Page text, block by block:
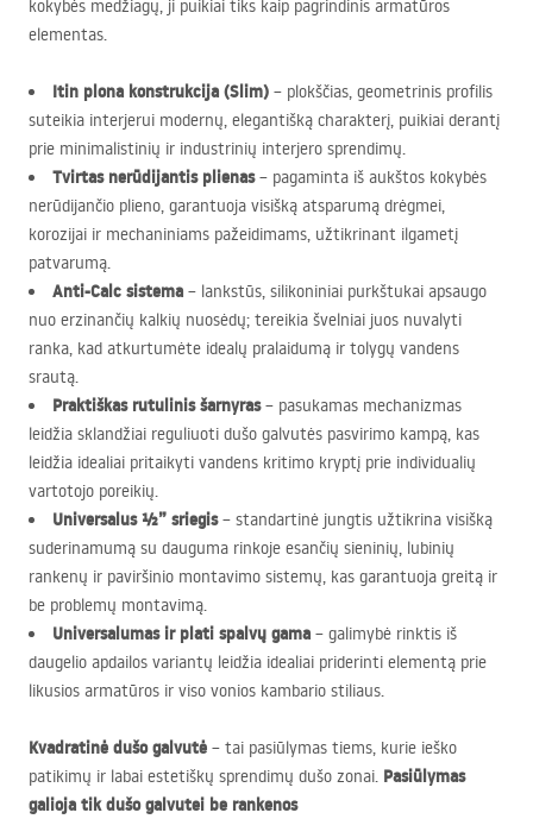
kokybės medžiagų, ji puikiai tiks kaip pagrindinis armatūros
elementas.
Itin plona konstrukcija (Slim) – plokščias, geometrinis profilis
suteikia interjerui modernų, elegantišką charakterį, puikiai derantį
prie minimalistinių ir industrinių interjero sprendimų.
Tvirtas nerūdijantis plienas– pagaminta iš aukštos kokybės
nerūdijančio plieno, garantuoja visišką atsparumą drėgmei,
korozijai ir mechaniniams pažeidimams, užtikrinant ilgametį
patvarumą.
Anti-Calc sistema – lankstūs, silikoniniai purkštukai apsaugo
nuo erzinančių kalkių nuosėdų; tereikia švelniai juos nuvalyti
ranka, kad atkurtumėte idealų pralaidumą ir tolygų vandens
srautą.
Praktiškas rutulinis šarnyras– pasukamas mechanizmas
leidžia sklandžiai reguliuoti dušo galvutės pasvirimo kampą, kas
leidžia idealiai pritaikyti vandens kritimo kryptį prie individualių
vartotojo poreikių.
Universalus ½” sriegis– standartinė jungtis užtikrina visišką
suderinamumą su dauguma rinkoje esančių sieninių, lubinių
rankenų ir paviršinio montavimo sistemų, kas garantuoja greitą ir
be problemų montavimą.
Universalumas ir plati spalvų gama – galimybė rinktis iš
daugelio apdailos variantų leidžia idealiai priderinti elementą prie
likusios armatūros ir viso vonios kambario stiliaus.
Kvadratinė dušo galvutė – tai pasiūlymas tiems, kurie ieško
patikimų ir labai estetiškų sprendimų dušo zonai. Pasiūlymas
galioja tik dušo galvutei be rankenos